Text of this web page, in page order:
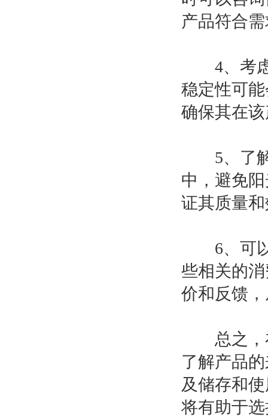
产品符合
4、考虑
稳定性可
确保其在
5、了解
中，避免
证其质量
6、可以
些相关的
价和反馈
总之，在
了解产品
及储存和
将有助于